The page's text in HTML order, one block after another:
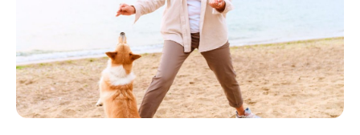
&
övervikt